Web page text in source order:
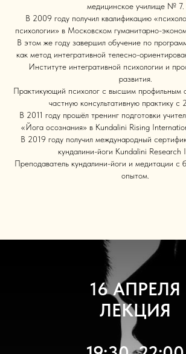
медицинское училище № 7.
В 2009 году получил квалификацию
психологии» в Московском гуманитарно-
В этом же году завершил обучение по
как метод интегративной телесно-
Институте интегративной психологии и
развития.
Практикующий психолог с высшим профильным
частную консультативную практику с
В 2011 году прошёл тренинг подготовки
«Йога осознания» в Kundalini Rising
В 2019 году получил международный
кундалини-йоги Kundalini Research
Преподаватель кундалини-йоги и медитации с
опытом.
16 АПРЕЛЯ
ЛЕКЦИЯ